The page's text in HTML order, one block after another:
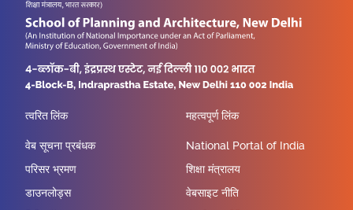
त्वरित लिंक
वेब सूचना प्रबंधक
परिसर भ्रमण
डाउनलोड्स
महत्वपूर्ण लिंक
National Portal of India
शिक्षा मंत्रालय
वेबसाइट नीति